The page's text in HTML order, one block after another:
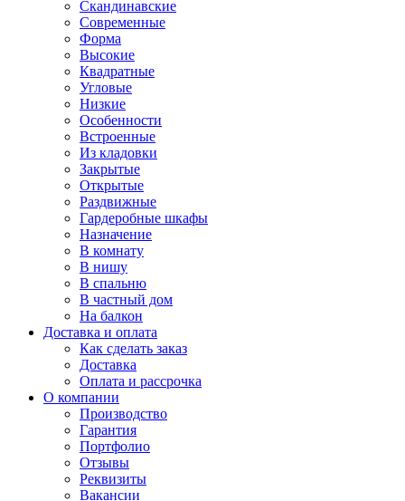
Скандинавские
Современные
Форма
Высокие
Квадратные
Угловые
Низкие
Особенности
Встроенные
Из кладовки
Закрытые
Открытые
Раздвижные
Гардеробные шкафы
Назначение
В комнату
В нишу
В спальню
В частный дом
На балкон
Доставка и оплата
Как сделать заказ
Доставка
Оплата и рассрочка
О компании
Производство
Гарантия
Портфолио
Отзывы
Реквизиты
Вакансии